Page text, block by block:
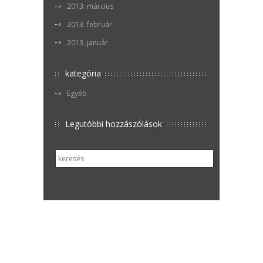
2013. március
2013. február
2013. január
kategória
Egyéb
Legutóbbi hozzászólások